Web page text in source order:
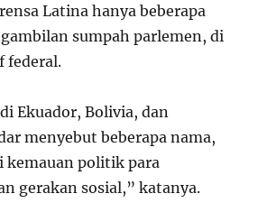
Latina hanya beberapa
sumpah parlemen, di
federal.
Ekuador, Bolivia, dan
menyebut beberapa nama,
kemauan politik para
gerakan sosial,” katanya.